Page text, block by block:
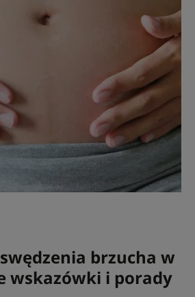
brzucha w
wskazówki i porady